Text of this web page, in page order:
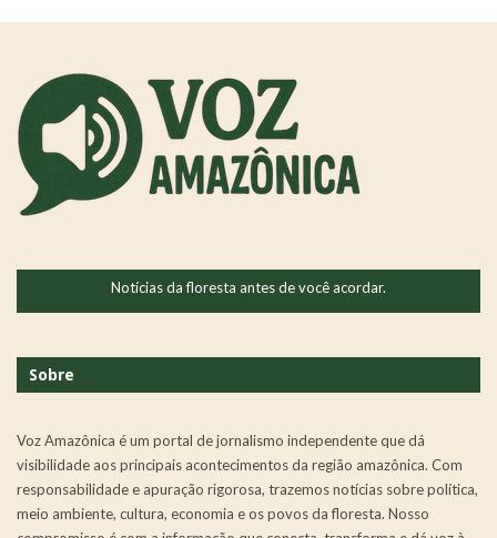
Notícias da floresta antes de você acordar.
Sobre
Voz Amazônica é um portal de jornalismo independente que dá
visibilidade aos principais acontecimentos da região amazônica. Com
responsabilidade e apuração rigorosa, trazemos notícias sobre política,
meio ambiente, cultura, economia e os povos da floresta. Nosso